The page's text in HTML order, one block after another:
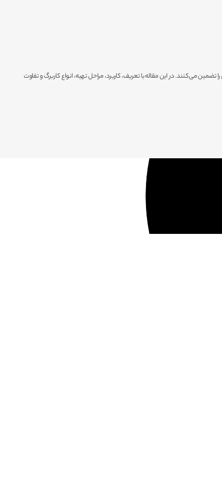
می‌کنند. در این مقاله با تعریف، کاربرد، مراحل تهیه، انواع کاربرگ و تفاوت